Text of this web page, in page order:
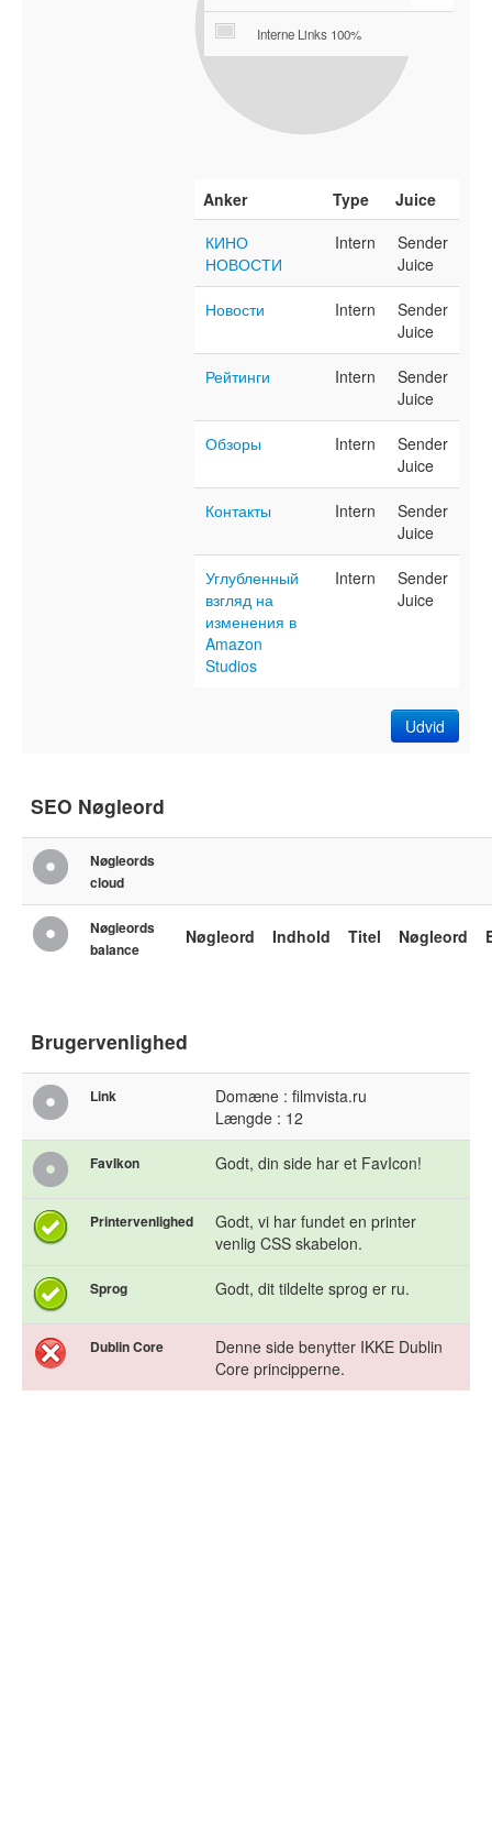
Interne Links 100%
Anker Type
Juice
КИНО
НОВОСТИ
Intern
Sender
Juice
Новости Intern
Sender
Juice
Рейтинги Intern
Sender
Juice
Обзоры Intern
Sender
Juice
Контакты Intern
Sender
Juice
Углубленный
взгляд на
изменения в
Amazon
Studios
Intern
Sender
Juice
Udvid
SEO Nøgleord
Nøgleords
cloud
Nøgleords
balance
Nøgleord Indhold Titel Nøgleord
Brugervenlighed
Link
Domæne : filmvista.ru
Længde : 12
FavIkon Godt, din side har et FavIcon!
Printervenlighed
Godt, vi har fundet en printer
venlig CSS skabelon.
Sprog Godt, dit tildelte sprog er ru.
Dublin Core
Denne side benytter IKKE Dublin
Core principperne.